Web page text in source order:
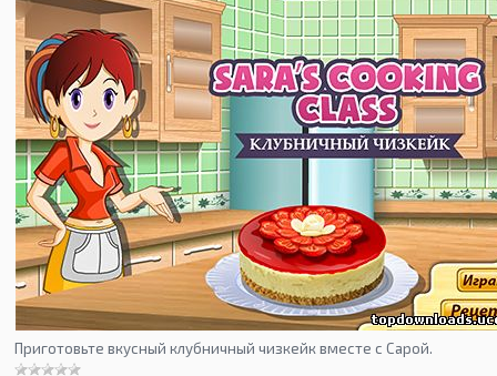
Приготовьте вкусный клубничный чизкейк вместе с Сарой.